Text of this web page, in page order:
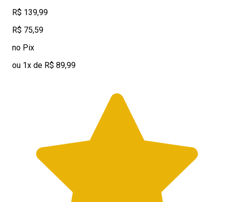
R$ 139,99
R$ 75,59
no Pix
ou 1x de R$ 89,99